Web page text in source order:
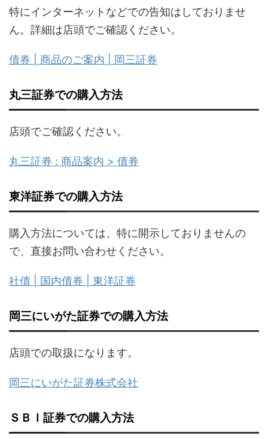
特にインターネットなどでの告知はしておりませ
ん。詳細は店頭でご確認ください。
債券 | 商品のご案内 | 岡三証券
丸三証券での購入方法
店頭でご確認ください。
丸三証券 : 商品案内 > 債券
東洋証券での購入方法
購入方法については、特に開示しておりませんの
で、直接お問い合わせください。
社債 | 国内債券 | 東洋証券
岡三にいがた証券での購入方法
店頭での取扱になります。
岡三にいがた証券株式会社
ＳＢＩ証券での購入方法